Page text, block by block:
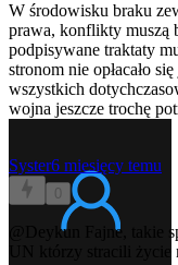
W środowisku braku
prawa, konflikty muszą
podpisywane traktaty
stronom nie opłacało
wszystkich
wojna jeszcze trochę
Syster6 miesięcy temu
0
@Deykun
Fajne, takie
UN którzy stracili